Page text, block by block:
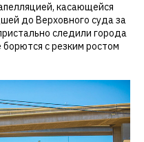
касающейся
до Верховного суда за
следили города
с резким ростом